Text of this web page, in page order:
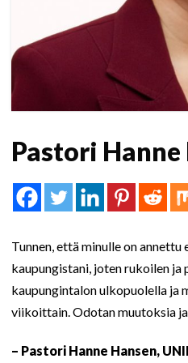
Pastori Hanne
Tunnen, että minulle on annettu
kaupungistani, joten rukoilen ja
kaupungintalon ulkopuolella ja
viikoittain. Odotan muutoksia
– Pastori Hanne Hansen,